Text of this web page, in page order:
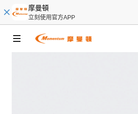
摩曼頓
立刻使用官方APP